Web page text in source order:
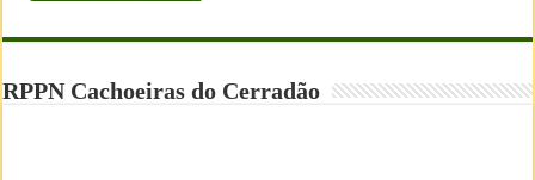
RPPN Cachoeiras do Cerradão